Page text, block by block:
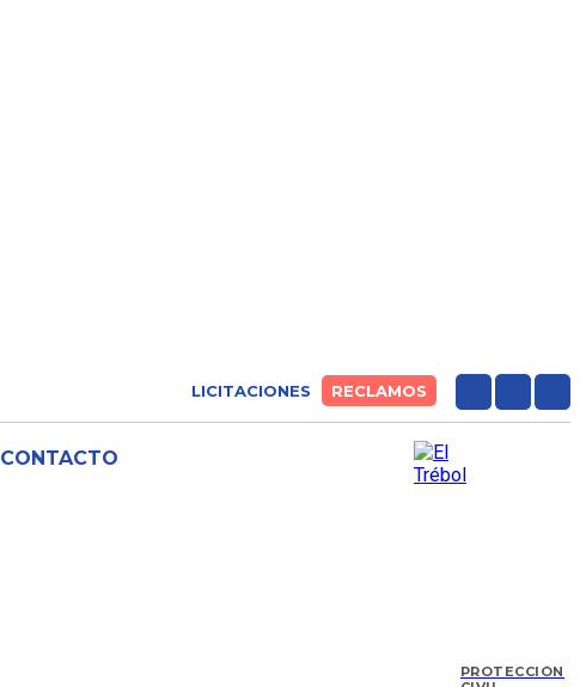
LICITACIONES RECLAMOS
CONTACTO
PROTECCIÓN